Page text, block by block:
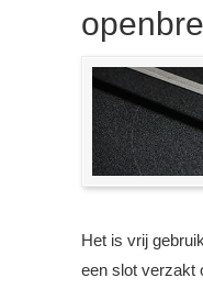
Het is vrij
een slot verzakt